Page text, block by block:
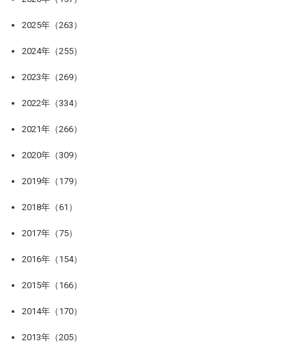
2025年（263）
2024年（255）
2023年（269）
2022年（334）
2021年（266）
2020年（309）
2019年（179）
2018年（61）
2017年（75）
2016年（154）
2015年（166）
2014年（170）
2013年（205）